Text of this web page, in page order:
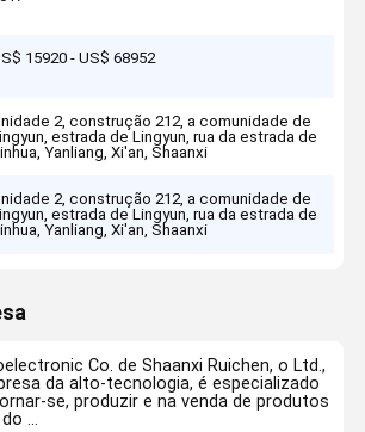
15920 - US$ 68952
2, construção 212, a comunidade de
estrada de Lingyun, rua da estrada de
Yanliang, Xi'an, Shaanxi
2, construção 212, a comunidade de
estrada de Lingyun, rua da estrada de
Yanliang, Xi'an, Shaanxi
Co. de Shaanxi Ruichen, o Ltd.,
da alto-tecnologia, é especializado
se, produzir e na venda de produtos
...